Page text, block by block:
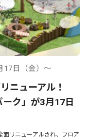
17日（金）〜
ニューアル！
ーク」が3月17日
面リニューアルされ、フロア